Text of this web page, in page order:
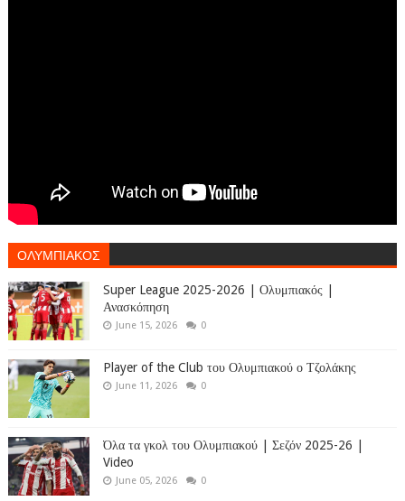
ΟΛΥΜΠΙΑΚΟΣ
Super League 2025-2026 | Ολυμπιακός |
Ανασκόπηση
June 15, 2026 0
Player of the Club του Ολυμπιακού ο Τζολάκης
June 11, 2026 0
Όλα τα γκολ του Ολυμπιακού | Σεζόν 2025-26 |
Video
June 05, 2026 0